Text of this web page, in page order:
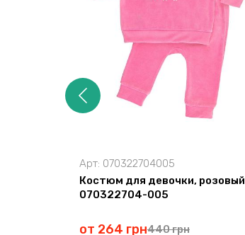
Арт: 070322704005
Костюм для девочки, розовый
070322704-005
от 264 грн440 грн